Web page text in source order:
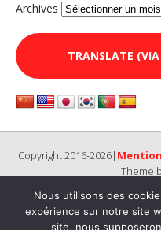
Archives
TRANSLATE
Copyright 2016-2026|
Theme
Nous utilisons des
expérience sur notre site
site, nous